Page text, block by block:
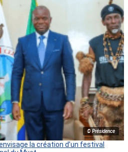
© Présidence
la création d’un festival